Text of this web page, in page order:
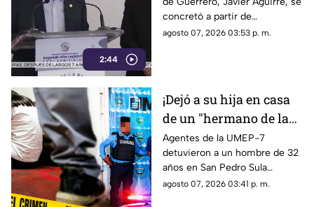
2:44
Moya y Enrique
Inzunza fue el que
metió a la cárcel a
concretó a partir de
declaraciones de testigos
agosto 07, 2026 03:53 p. m.
¡Dejó a su hija en casa
de un "hermano de la
iglesia" para jugar con
otros niños y la niña
terminó 4bus4d4
Agentes de la UMEP-7
detuvieron a un hombre de 32
años en San Pedro Sula
acusado de agredir
agosto 07, 2026 03:41 p. m.